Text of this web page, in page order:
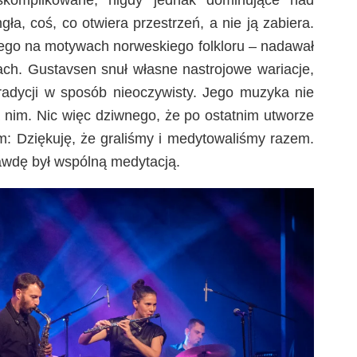
coś, co otwiera przestrzeń, a nie ją zabiera.
na motywach norweskiego folkloru – nadawał
Gustavsen snuł własne nastrojowe wariacje,
w sposób nieoczywisty. Jego muzyka nie
nim. Nic więc dziwnego, że po ostatnim utworze
Dziękuję, że graliśmy i medytowaliśmy razem.
był wspólną medytacją.